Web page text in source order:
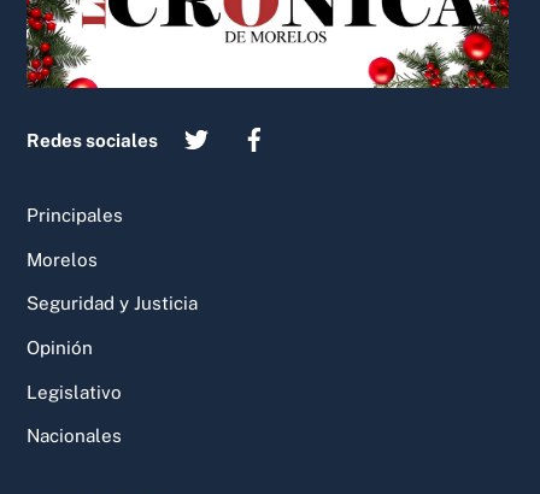
Redes sociales
Principales
Morelos
Seguridad y Justicia
Opinión
Legislativo
Nacionales